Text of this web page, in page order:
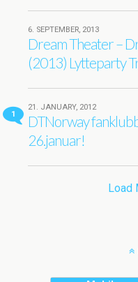
6. SEPTEMBER, 2013
Dream Theater –
(2013) Lytteparty
1
21. JANUARY, 2012
DTNorway
26.januar!
Load